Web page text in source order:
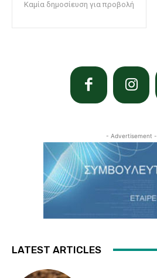
Καμία δημοσίευση για προβολή
- Advertisement -
LATEST ARTICLES